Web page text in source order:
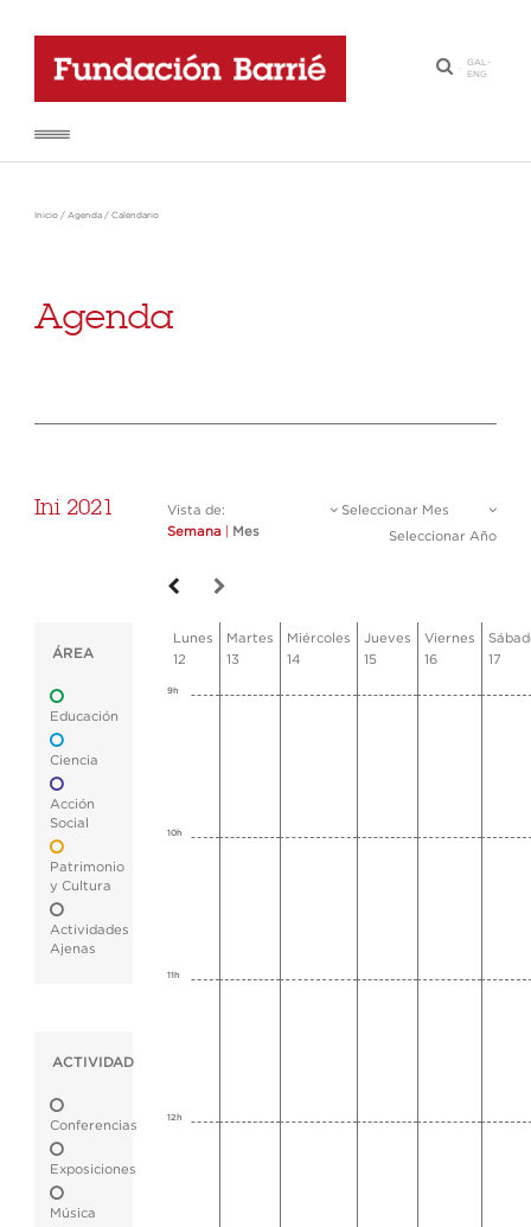
·
GAL-
ENG
Inicio / Agenda / Calendario
Agenda
Ini 2021
Vista de:
Semana
Mes
Seleccionar Mes
Seleccionar Año
ÁREA
Educación
Ciencia
Acción
Social
Patrimonio
y Cultura
Actividades
Ajenas
ACTIVIDAD
Conferencias
Exposiciones
Música
Lunes
12
Martes
13
Miércoles
14
Jueves
15
Viernes
16
17
9h
10h
11h
12h